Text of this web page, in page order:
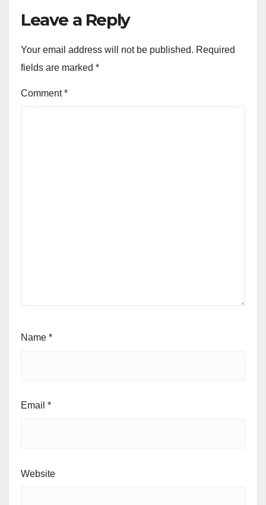
Leave a Reply
Your email address will not be published. Required
fields are marked *
Comment*
Name *
Email *
Website